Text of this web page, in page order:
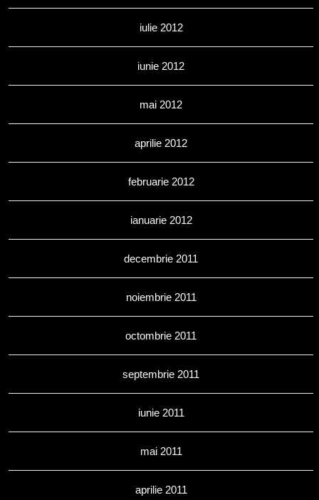
iulie 2012
iunie 2012
mai 2012
aprilie 2012
februarie 2012
ianuarie 2012
decembrie 2011
noiembrie 2011
octombrie 2011
septembrie 2011
iunie 2011
mai 2011
aprilie 2011